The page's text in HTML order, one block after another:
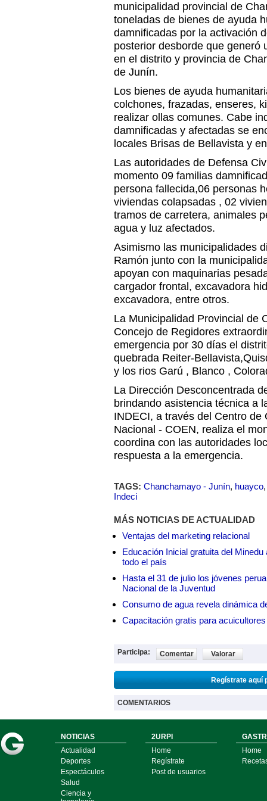
municipalidad provincial de
toneladas de bienes de ayuda
damnificadas por la activación
posterior desborde que generó
en el distrito y provincia de
de Junín.
Los bienes de ayuda
colchones, frazadas, enseres,
realizar ollas comunes. Cabe
damnificadas y afectadas se
locales Brisas de Bellavista y
Las autoridades de Defensa
momento 09 familias
persona fallecida,06 personas
viviendas colapsadas , 02
tramos de carretera, animales
agua y luz afectados.
Asimismo las municipalidades
Ramón junto con la
apoyan con maquinarias
cargador frontal, excavadora
excavadora, entre otros.
La Municipalidad Provincial de
Concejo de Regidores
emergencia por 30 días el
quebrada Reiter-
y los rios Garú , Blanco ,
La Dirección Desconcentrada
brindando asistencia técnica a
INDECI, a través del Centro
Nacional - COEN, realiza el
coordina con las autoridades
respuesta a la emergencia.
TAGS: Chanchamayo - Junín, huayco
Indeci
MÁS NOTICIAS DE ACTUALIDAD
Ventajas del marketing relacional
Educación Inicial gratuita del
todo el país
Hasta el 31 de julio los jóvenes
Nacional de la Juventud
Consumo de agua revela dinámica
Capacitación gratis para
Participa: Comentar Valorar
Regístrate aquí
COMENTARIOS
NOTICIAS
Actualidad
Deportes
Espectáculos
Salud
Ciencia y
2URPI
Home
Regístrate
Post de usuarios
Home